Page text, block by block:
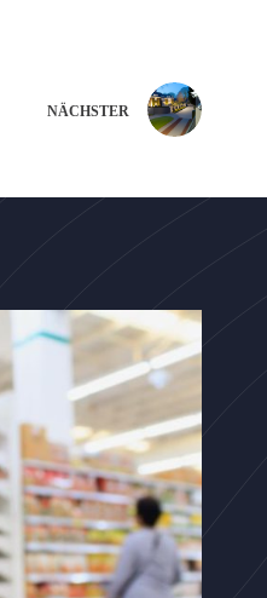
NÄCHSTER